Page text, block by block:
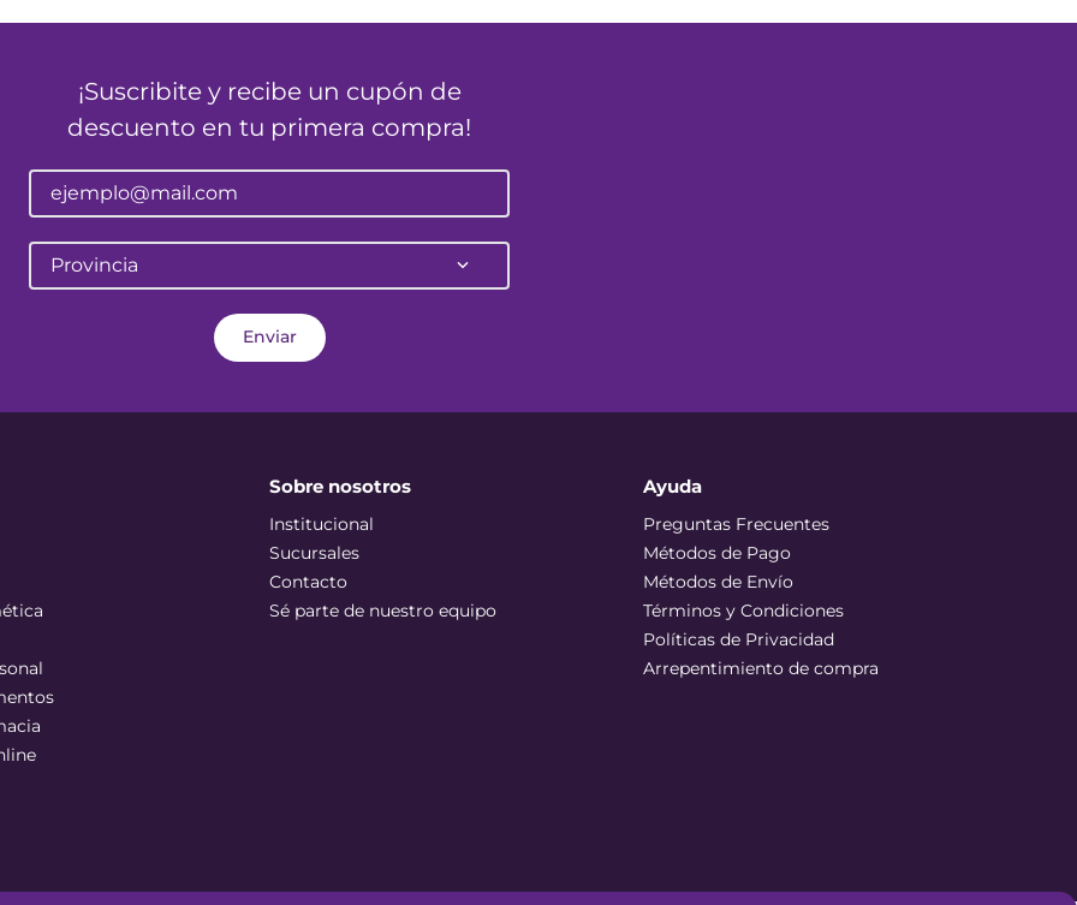
¡Suscribite y recibe un cupón de
descuento en tu primera compra!
Provincia
Enviar
Sobre nosotros
Institucional
Sucursales
Contacto
Sé parte de nuestro equipo
Ayuda
Preguntas Frecuentes
Métodos de Pago
Métodos de Envío
Términos y Condiciones
Políticas de Privacidad
Arrepentimiento de compra